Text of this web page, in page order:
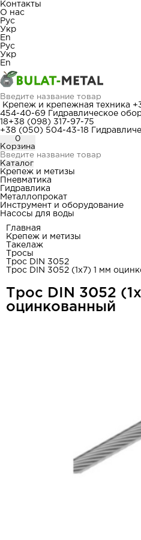
Контакты
О нас
Рус
Укр
En
Рус
Укр
En
Крепеж и крепежная техника
454-40-69
Гидравлическое
18+38 (098) 317-97-75
+38 (050) 504-43-18
0
Корзина
Каталог
Крепеж и метизы
Пневматика
Гидравлика
Металлопрокат
Инструмент и оборудование
Насосы для воды
Главная
Крепеж и метизы
Такелаж
Тросы
Трос DIN 3052
Трос DIN 3052 (1x7) 1 мм
Трос DIN 3052
оцинкованный